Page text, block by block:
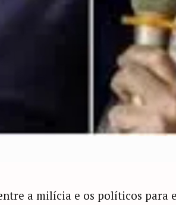
a milícia e os políticos para